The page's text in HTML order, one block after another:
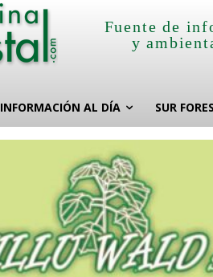
Fuente de
y
INFORMACIÓN AL DÍA SUR